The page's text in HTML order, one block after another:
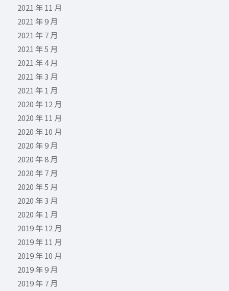
2021 年 11 月
2021 年 9 月
2021 年 7 月
2021 年 5 月
2021 年 4 月
2021 年 3 月
2021 年 1 月
2020 年 12 月
2020 年 11 月
2020 年 10 月
2020 年 9 月
2020 年 8 月
2020 年 7 月
2020 年 5 月
2020 年 3 月
2020 年 1 月
2019 年 12 月
2019 年 11 月
2019 年 10 月
2019 年 9 月
2019 年 7 月